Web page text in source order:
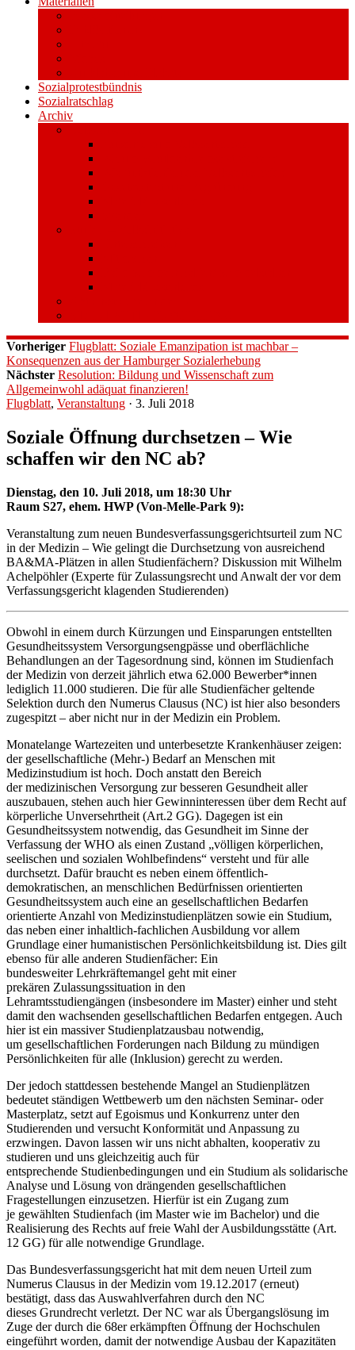
Sozialprotestbündnis
Sozialratschlag
Archiv
Vorheriger Flugblatt: Soziale Emanzipation ist machbar –
Konsequenzen aus der Hamburger Sozialerhebung
Nächster Resolution: Bildung und Wissenschaft zum
Allgemeinwohl adäquat finanzieren!
Flugblatt, Veranstaltung · 3. Juli 2018
Soziale Öffnung durchsetzen – Wie
schaffen wir den NC ab?
Dienstag, den 10. Juli 2018, um 18:30 Uhr
Raum S27, ehem. HWP (Von-Melle-Park 9):
Veranstaltung zum neuen Bundesverfassungsgerichtsurteil zum NC
in der Medizin – Wie gelingt die Durchsetzung von ausreichend
BA&MA-Plätzen in allen Studienfächern? Diskussion mit Wilhelm
Achelpöhler (Experte für Zulassungsrecht und Anwalt der vor dem
Verfassungsgericht klagenden Studierenden)
Obwohl in einem durch Kürzungen und Einsparungen entstellten
Gesundheitssystem Versorgungsengpässe und oberflächliche
Behandlungen an der Tagesordnung sind, können im Studienfach
der Medizin von derzeit jährlich etwa 62.000 Bewerber*innen
lediglich 11.000 studieren. Die für alle Studienfächer geltende
Selektion durch den Numerus Clausus (NC) ist hier also besonders
zugespitzt – aber nicht nur in der Medizin ein Problem.
Monatelange Wartezeiten und unterbesetzte Krankenhäuser zeigen:
der gesellschaftliche (Mehr-) Bedarf an Menschen mit
Medizinstudium ist hoch. Doch anstatt den Bereich
der medizinischen Versorgung zur besseren Gesundheit aller
auszubauen, stehen auch hier Gewinninteressen über dem Recht auf
körperliche Unversehrtheit (Art.2 GG). Dagegen ist ein
Gesundheitssystem notwendig, das Gesundheit im Sinne der
Verfassung der WHO als einen Zustand „völligen körperlichen,
seelischen und sozialen Wohlbefindens“ versteht und für alle
durchsetzt. Dafür braucht es neben einem öffentlich-
demokratischen, an menschlichen Bedürfnissen orientierten
Gesundheitssystem auch eine an gesellschaftlichen Bedarfen
orientierte Anzahl von Medizinstudienplätzen sowie ein Studium,
das neben einer inhaltlich-fachlichen Ausbildung vor allem
Grundlage einer humanistischen Persönlichkeitsbildung ist. Dies gilt
ebenso für alle anderen Studienfächer: Ein
bundesweiter Lehrkräftemangel geht mit einer
prekären Zulassungssituation in den
Lehramtsstudiengängen (insbesondere im Master) einher und steht
damit den wachsenden gesellschaftlichen Bedarfen entgegen. Auch
hier ist ein massiver Studienplatzausbau notwendig,
um gesellschaftlichen Forderungen nach Bildung zu mündigen
Persönlichkeiten für alle (Inklusion) gerecht zu werden.
Der jedoch stattdessen bestehende Mangel an Studienplätzen
bedeutet ständigen Wettbewerb um den nächsten Seminar- oder
Masterplatz, setzt auf Egoismus und Konkurrenz unter den
Studierenden und versucht Konformität und Anpassung zu
erzwingen. Davon lassen wir uns nicht abhalten, kooperativ zu
studieren und uns gleichzeitig auch für
entsprechende Studienbedingungen und ein Studium als solidarische
Analyse und Lösung von drängenden gesellschaftlichen
Fragestellungen einzusetzen. Hierfür ist ein Zugang zum
je gewählten Studienfach (im Master wie im Bachelor) und die
Realisierung des Rechts auf freie Wahl der Ausbildungsstätte (Art.
12 GG) für alle notwendige Grundlage.
Das Bundesverfassungsgericht hat mit dem neuen Urteil zum
Numerus Clausus in der Medizin vom 19.12.2017 (erneut)
bestätigt, dass das Auswahlverfahren durch den NC
dieses Grundrecht verletzt. Der NC war als Übergangslösung im
Zuge der durch die 68er erkämpften Öffnung der Hochschulen
eingeführt worden, damit der notwendige Ausbau der Kapazitäten